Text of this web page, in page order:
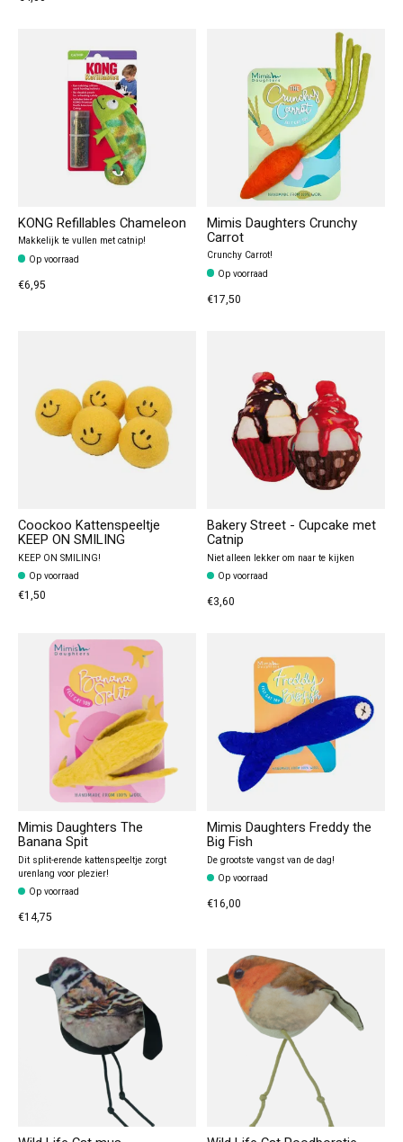
KONG Refillables Chameleon
Makkelijk te vullen met catnip!
Op voorraad
€6,95
Mimis Daughters Crunchy
Carrot
Crunchy Carrot!
Op voorraad
€17,50
Coockoo Kattenspeeltje
KEEP ON SMILING
KEEP ON SMILING!
Op voorraad
€1,50
Bakery Street - Cupcake met
Catnip
Niet alleen lekker om naar te kijken
Op voorraad
€3,60
Mimis Daughters The
Banana Spit
Dit split-erende kattenspeeltje zorgt
urenlang voor plezier!
Op voorraad
€14,75
Mimis Daughters Freddy the
Big Fish
De grootste vangst van de dag!
Op voorraad
€16,00